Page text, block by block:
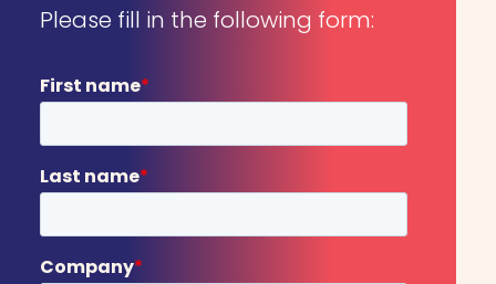
Please fill in the following form: